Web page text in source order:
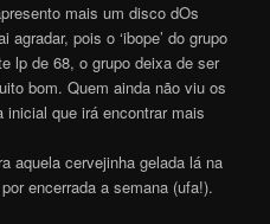
mais um disco dOs
pois o ‘ibope’ do grupo
lp de 68, o grupo deixa de ser
bom. Quem ainda não viu os
que irá encontrar mais
aquela cervejinha gelada lá na
encerrada a semana (ufa!).